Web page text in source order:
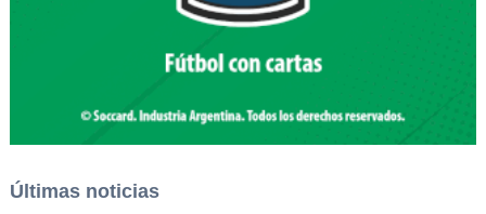
Últimas noticias